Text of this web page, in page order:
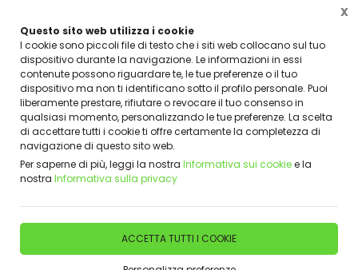
Questo sito web utilizza i cookie
I cookie sono piccoli file di testo che i siti web collocano sul tuo
dispositivo durante la navigazione. Le informazioni in essi
contenute possono riguardare te, le tue preferenze o il tuo
dispositivo ma non ti identificano sotto il profilo personale. Puoi
liberamente prestare, rifiutare o revocare il tuo consenso in
qualsiasi momento, personalizzando le tue preferenze. La scelta
di accettare tutti i cookie ti offre certamente la completezza di
navigazione di questo sito web.
Per saperne di più, leggi la nostra Informativa sui cookiee la
nostra Informativa sulla privacy
ACCETTA TUTTI I COOKIE
X
Home Shop Arnie e Accessori
FILTRA
Arnie e Accessori
Filtri attivi:
Categoria:
Arnie e Accessori